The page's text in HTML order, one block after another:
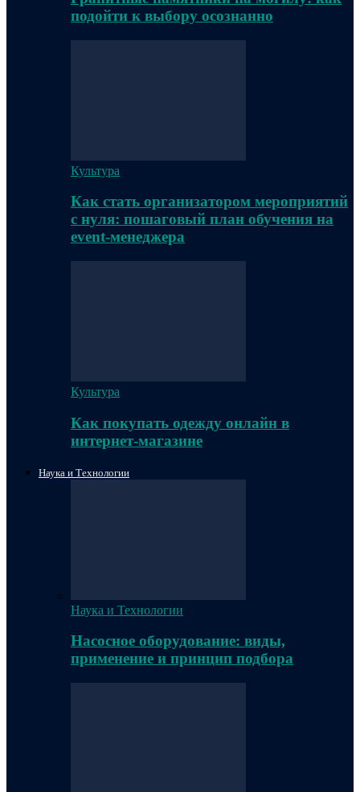
подойти к выбору осознанно
Культура
Как стать организатором мероприятий
с нуля: пошаговый план обучения на
event-менеджера
Культура
Как покупать одежду онлайн в
интернет-магазине
Наука и Технологии
Наука и Технологии
Насосное оборудование: виды,
применение и принцип подбора